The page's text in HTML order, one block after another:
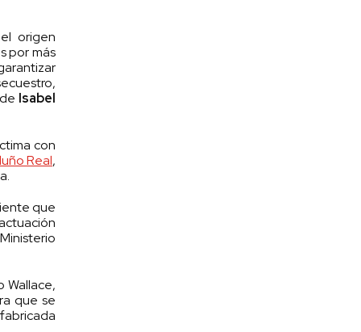
origen
por más
Isabel
con
Real,
que
Wallace,
que se